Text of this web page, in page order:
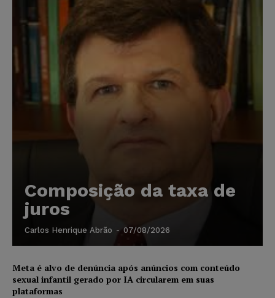
Composição da taxa de
juros
Carlos Henrique Abrão - 07/08/2026
Meta é alvo de denúncia após anúncios com conteúdo
sexual infantil gerado por IA circularem em suas
plataformas